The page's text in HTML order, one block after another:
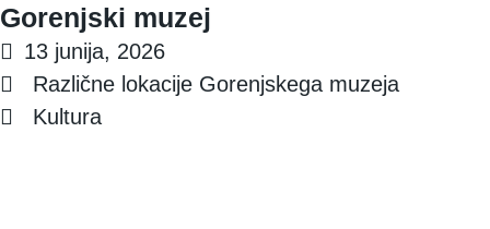
Gorenjski muzej
13 junija, 2026
Različne lokacije Gorenjskega muzeja
Kultura